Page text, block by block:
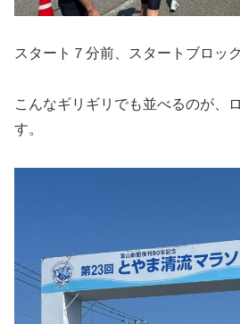
スタート７分前、スタートブロッ
こんなギリギリでも並べるのが、
す。